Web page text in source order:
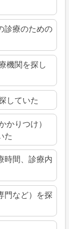
診療のための
機関を探し
していた
りつけ）
た
時間、診療内
門など）を探